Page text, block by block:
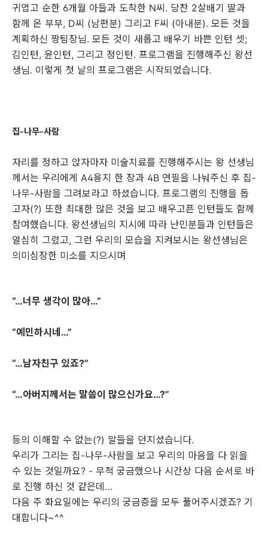
귀엽고 순한 6개월 아들과 도착한 N씨. 당찬 2살배기 딸과
함께 온 부부, D씨 (남편분) 그리고 F씨 (아내분). 모든 것을
계획하신 짱팀장님. 모든 것이 새롭고 배우기 바쁜 인턴 셋;
김인턴, 윤인턴, 그리고 정인턴. 프로그램을 진행해주신 왕선
생님. 이렇게 첫 날의 프로그램은 시작되었습니다.
집-나무-사람
자리를 정하고 앉자마자 미술치료를 진행해주시는 왕 선생님
께서는 우리에게 A4용지 한 장과 4B 연필을 나눠주신 후 집-
나무-사람을 그려보라고 하셨습니다. 프로그램의 진행을 돕
고자(?) 또한 최대한 많은 것을 보고 배우고픈 인턴들도 함께
참여했습니다. 왕선생님의 지시에 따라 난민분들과 인턴들은
열심히 그렸고, 그런 우리의 모습을 지켜보시는 왕선생님은
의미심장한 미소를 지으시며
“…너무 생각이 많아…”
“예민하시네…”
“…남자친구 있죠?”
“…아버지께서는 말씀이 많으신가요…?”
등의 이해할 수 없는(?) 말들을 던지셨습니다.
우리가 그리는 집-나무-사람을 보고 우리의 마음을 다 읽을
수 있는 것일까요? - 무척 궁금했으나 시간상 다음 순서로 바
로 진행 하신 것 같은데…
다음 주 화요일에는 우리의 궁금증을 모두 풀어주시겠죠? 기
대합니다~^^